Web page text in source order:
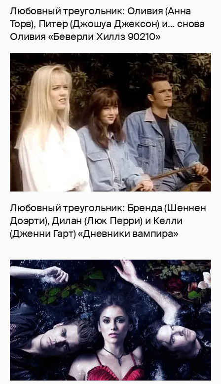
Любовный треугольник: Оливия (Анна
Торв), Питер (Джошуа Джексон) и... снова
Оливия «Беверли Хиллз 90210»
Любовный треугольник: Бренда (Шеннен
Доэрти), Дилан (Люк Перри) и Келли
(Дженни Гарт) «Дневники вампира»